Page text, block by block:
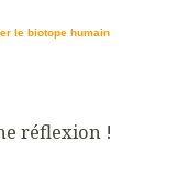
le biotope humain
réflexion !